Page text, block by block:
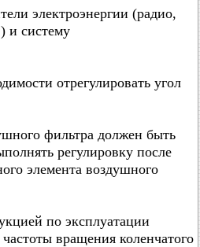
электроэнергии (радио,
и систему
отрегулировать угол
фильтра должен быть
регулировку после
элемента воздушного
по эксплуатации
вращения коленчатого